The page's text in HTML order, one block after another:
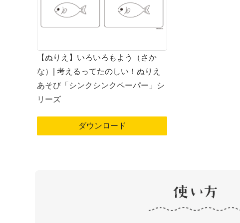
【ぬりえ】いろいろもよう（さか
な）| 考えるってたのしい！ぬりえ
あそび「シンクシンクペーパー」シ
リーズ
ダウンロード